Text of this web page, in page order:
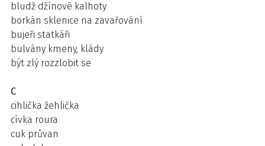
bludž džínové kalhoty
borkán sklenice na zavařování
bujeři statkáři
bulvány kmeny, klády
být zlý rozzlobit se
C
cihlička žehlička
cívka roura
cuk průvan